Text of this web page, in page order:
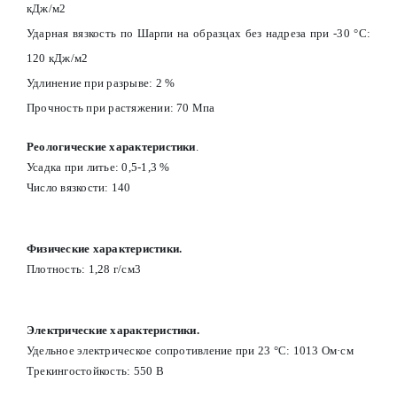
кДж/м2
Ударная вязкость по Шарпи на образцах без надреза при -30 °С:
120 кДж/м2
Удлинение при разрыве: 2 %
Прочность при растяжении: 70 Мпа
Реологические характеристики
Усадка при литье: 0,5-1,3 %
Число вязкости: 140
Физические характеристики.
Плотность: 1,28 г/см3
Электрические характеристики.
Удельное электрическое сопротивление при 23 °С: 1013 Ом·см
Трекингостойкость: 550 В